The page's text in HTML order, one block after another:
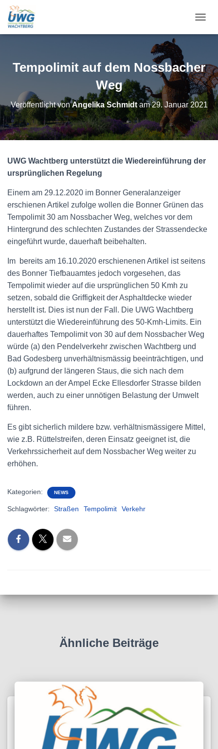
A
A
T
I
O
N
U
M
S
A
Tempolimit auf dem Nossbacher
Weg
Veröffentlicht vonAngelika Schmidtam29. Januar 2021
UWG Wachtberg unterstützt die Wiedereinführung der
ursprünglichen Regelung
Einem am 29.12.2020 im Bonner Generalanzeiger
erschienen Artikel zufolge wollen die Bonner Grünen das
Tempolimit 30 am Nossbacher Weg, welches vor dem
Hintergrund des schlechten Zustandes der Strassendecke
eingeführt wurde, dauerhaft beibehalten.
Im bereits am 16.10.2020 erschienenen Artikel ist seitens
des Bonner Tiefbauamtes jedoch vorgesehen, das
Tempolimit wieder auf die ursprünglichen 50 Kmh zu
setzen, sobald die Griffigkeit der Asphaltdecke wieder
herstellt ist. Dies ist nun der Fall. Die UWG Wachtberg
unterstützt die Wiedereinführung des 50-Kmh-Limits. Ein
dauerhaftes Tempolimit von 30 auf dem Nossbacher Weg
würde (a) den Pendelverkehr zwischen Wachtberg und
Bad Godesberg unverhältnismässig beeinträchtigen, und
(b) aufgrund der längeren Staus, die sich nach dem
Lockdown an der Ampel Ecke Ellesdorfer Strasse bilden
werden, auch zu einer unnötigen Belastung der Umwelt
führen.
Es gibt sicherlich mildere bzw. verhältnismässigere Mittel,
wie z.B. Rüttelstreifen, deren Einsatz geeignet ist, die
Verkehrssicherheit auf dem Nossbacher Weg weiter zu
erhöhen.
Kategorien: NEWS
Schlagwörter: Straßen Tempolimit Verkehr
Ähnliche Beiträge